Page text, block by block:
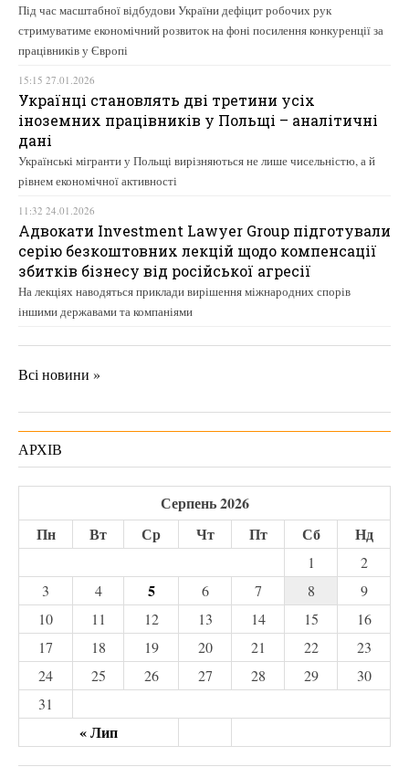
Під час масштабної відбудови України дефіцит робочих рук
стримуватиме економічний розвиток на фоні посилення конкуренції за
працівників у Європі
15:15 27.01.2026
Українці становлять дві третини усіх
іноземних працівників у Польщі – аналітичні
дані
Українські мігранти у Польщі вирізняються не лише чисельністю, а й
рівнем економічної активності
11:32 24.01.2026
Адвокати Investment Lawyer Group підготували
серію безкоштовних лекцій щодо компенсації
збитків бізнесу від російської агресії
На лекціях наводяться приклади вирішення міжнародних спорів
іншими державами та компаніями
Всі новини »
АРХІВ
Серпень 2026
Пн
Вт Ср Чт Пт Сб Нд
« Лип
1
2
3
4 5 6 7 8
9
10
11 12 13 14 15
16
17
18 19 20 21 22
23
24
25 26 27 28 29
30
31